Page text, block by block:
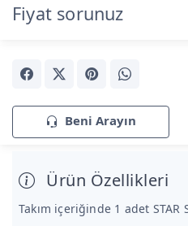
Fiyat sorunuz
Beni Arayın
Ürün Özellikleri
Takım içeriğinde 1 adet STAR